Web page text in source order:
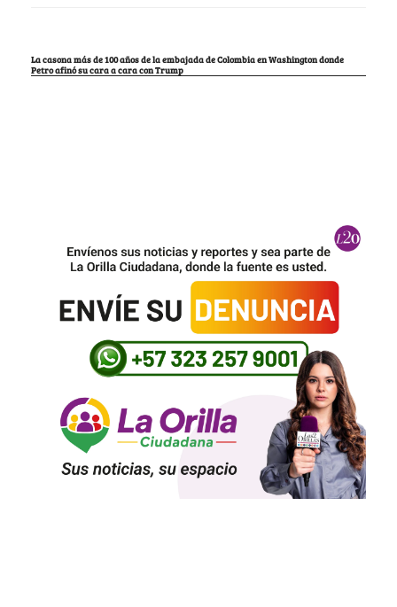
La casona más de 100 años de la embajada de Colombia en Washington donde
Petro afinó su cara a cara con Trump